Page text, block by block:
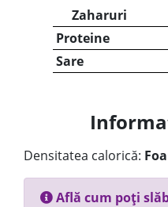
Zaharuri
Proteine
Sare
Densitatea calorică:
Află cum poți